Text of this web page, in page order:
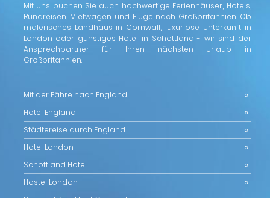
Mit uns buchen Sie auch hochwertige Ferienhäuser, Hotels,
Rundreisen, Mietwagen und Flüge nach Großbritannien. Ob
malerisches Landhaus in Cornwall, luxuriöse Unterkunft in
London oder günstiges Hotel in Schottland - wir sind der
Ansprechpartner für Ihren nächsten Urlaub in
Großbritannien.
Mit der Fähre nach England
Hotel England
Städtereise durch England
Hotel London
Schottland Hotel
Hostel London